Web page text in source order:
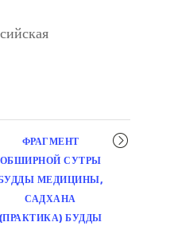
ФРАГМЕНТ
ОБШИРНОЙ СУТРЫ
МЕДИЦИНЫ,
САДХАНА
(ПРАКТИКА) БУДДЫ